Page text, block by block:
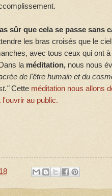
sûr que cela se passe sans
les bras croisés que le
avec tous ceux qui ont
la méditation, nous nous
de l'être humain et du
Cette méditation nous allons
l'ouvrir au public.